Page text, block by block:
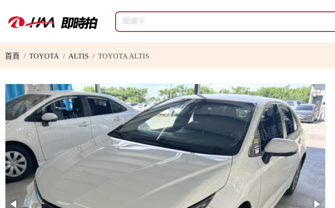
首頁 TOYOTA ALTIS TOYOTA ALTIS